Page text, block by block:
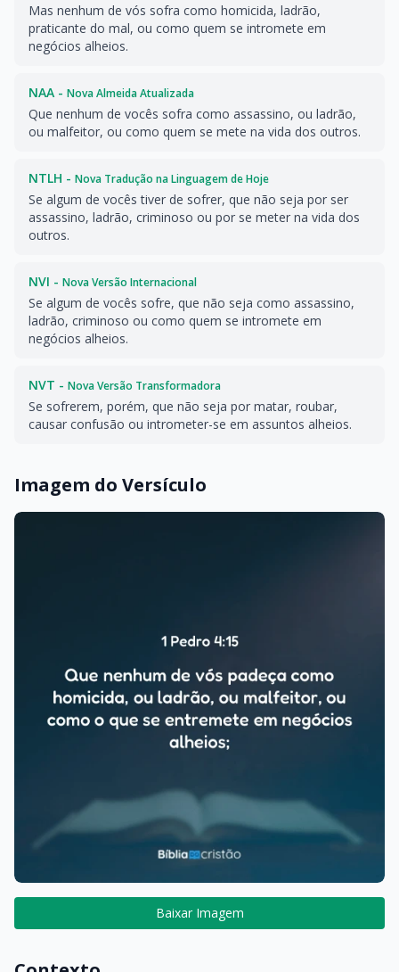
Mas nenhum de vós sofra como homicida, ladrão,
praticante do mal, ou como quem se intromete em
negócios alheios.
NAA - Nova Almeida Atualizada
Que nenhum de vocês sofra como assassino, ou ladrão,
ou malfeitor, ou como quem se mete na vida dos outros.
NTLH - Nova Tradução na Linguagem de Hoje
Se algum de vocês tiver de sofrer, que não seja por ser
assassino, ladrão, criminoso ou por se meter na vida dos
outros.
NVI - Nova Versão Internacional
Se algum de vocês sofre, que não seja como assassino,
ladrão, criminoso ou como quem se intromete em
negócios alheios.
NVT - Nova Versão Transformadora
Se sofrerem, porém, que não seja por matar, roubar,
causar confusão ou intrometer-se em assuntos alheios.
Imagem do Versículo
Baixar Imagem